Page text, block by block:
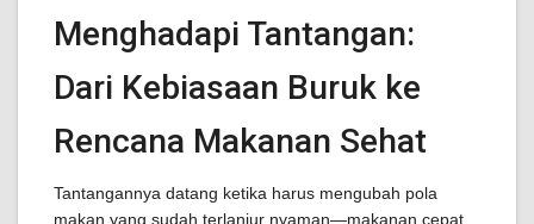
Menghadapi Tantangan:
Dari Kebiasaan Buruk ke
Rencana Makanan Sehat
Tantangannya datang ketika harus mengubah pola
makan yang sudah terlanjur nyaman—makanan cepat